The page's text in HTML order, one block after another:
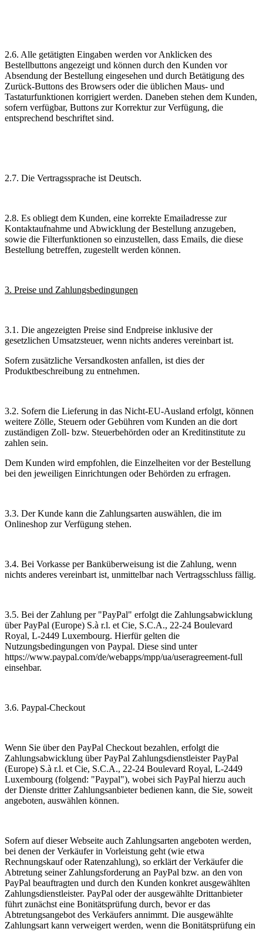
2.6. Alle getätigten Eingaben werden vor Anklicken des
Bestellbuttons angezeigt und können durch den Kunden vor
Absendung der Bestellung eingesehen und durch Betätigung des
Zurück-Buttons des Browsers oder die üblichen Maus- und
Tastaturfunktionen korrigiert werden. Daneben stehen dem Kunden,
sofern verfügbar, Buttons zur Korrektur zur Verfügung, die
entsprechend beschriftet sind.
2.7. Die Vertragssprache ist Deutsch.
2.8. Es obliegt dem Kunden, eine korrekte Emailadresse zur
Kontaktaufnahme und Abwicklung der Bestellung anzugeben,
sowie die Filterfunktionen so einzustellen, dass Emails, die diese
Bestellung betreffen, zugestellt werden können.
3. Preise und Zahlungsbedingungen
3.1. Die angezeigten Preise sind Endpreise inklusive der
gesetzlichen Umsatzsteuer, wenn nichts anderes vereinbart ist.
Sofern zusätzliche Versandkosten anfallen, ist dies der
Produktbeschreibung zu entnehmen.
3.2. Sofern die Lieferung in das Nicht-EU-Ausland erfolgt, können
weitere Zölle, Steuern oder Gebühren vom Kunden an die dort
zuständigen Zoll- bzw. Steuerbehörden oder an Kreditinstitute zu
zahlen sein.
Dem Kunden wird empfohlen, die Einzelheiten vor der Bestellung
bei den jeweiligen Einrichtungen oder Behörden zu erfragen.
3.3. Der Kunde kann die Zahlungsarten auswählen, die im
Onlineshop zur Verfügung stehen.
3.4. Bei Vorkasse per Banküberweisung ist die Zahlung, wenn
nichts anderes vereinbart ist, unmittelbar nach Vertragsschluss fällig.
3.5. Bei der Zahlung per "PayPal" erfolgt die Zahlungsabwicklung
über PayPal (Europe) S.à r.l. et Cie, S.C.A., 22-24 Boulevard
Royal, L-2449 Luxembourg. Hierfür gelten die
Nutzungsbedingungen von Paypal. Diese sind unter
https://www.paypal.com/de/webapps/mpp/ua/useragreement-full
einsehbar.
3.6. Paypal-Checkout
Wenn Sie über den PayPal Checkout bezahlen, erfolgt die
Zahlungsabwicklung über PayPal Zahlungsdienstleister PayPal
(Europe) S.à r.l. et Cie, S.C.A., 22-24 Boulevard Royal, L-2449
Luxembourg (folgend: "Paypal"), wobei sich PayPal hierzu auch
der Dienste dritter Zahlungsanbieter bedienen kann, die Sie, soweit
angeboten, auswählen können.
Sofern auf dieser Webseite auch Zahlungsarten angeboten werden,
bei denen der Verkäufer in Vorleistung geht (wie etwa
Rechnungskauf oder Ratenzahlung), so erklärt der Verkäufer die
Abtretung seiner Zahlungsforderung an PayPal bzw. an den von
PayPal beauftragten und durch den Kunden konkret ausgewählten
Zahlungsdienstleister. PayPal oder der ausgewählte Drittanbieter
führt zunächst eine Bonitätsprüfung durch, bevor er das
Abtretungsangebot des Verkäufers annimmt. Die ausgewählte
Zahlungsart kann verweigert werden, wenn die Bonitätsprüfung ein